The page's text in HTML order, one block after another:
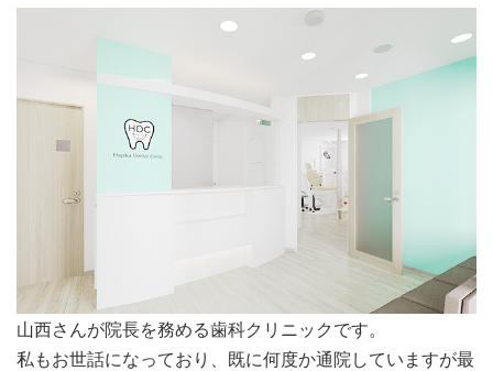
山西さんが院長を務める歯科クリニックです。
私もお世話になっており、既に何度か通院していますが最